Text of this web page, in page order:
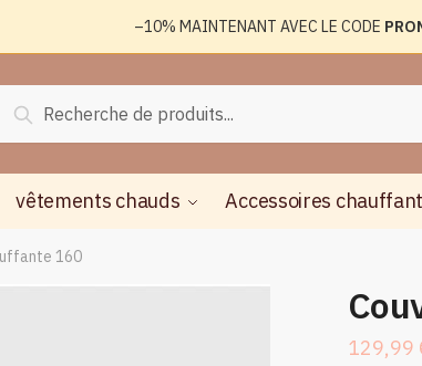
–10% MAINTENANT AVEC LE CODE
pour :
Recherche
vêtements chauds Accessoires
160
129,99